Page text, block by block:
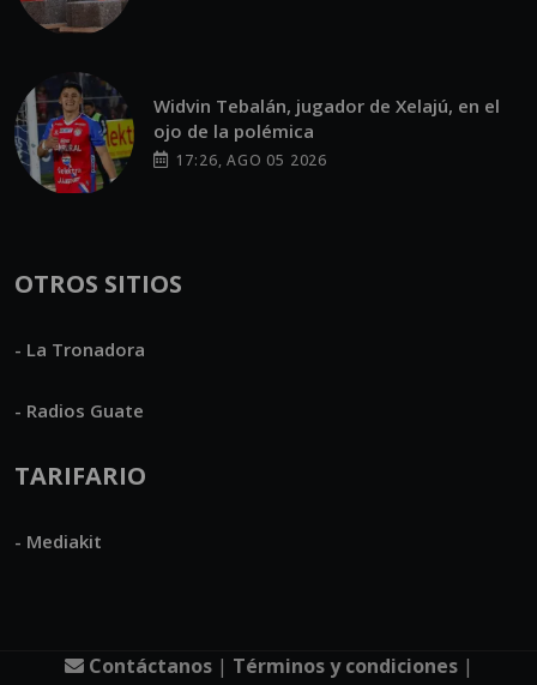
Widvin Tebalán, jugador de Xelajú, en el
ojo de la polémica
17:26, AGO 05 2026
OTROS SITIOS
- La Tronadora
- Radios Guate
TARIFARIO
- Mediakit
Contáctanos| Términos y condiciones|